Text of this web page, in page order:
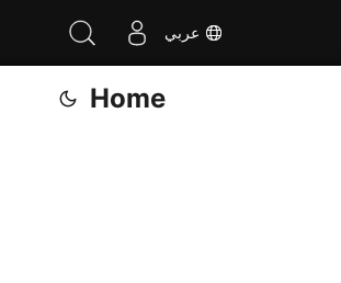
عربي
Home